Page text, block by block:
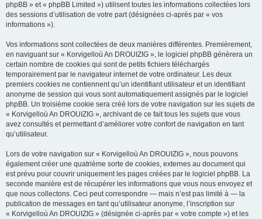
phpBB » et « phpBB Limited ») utilisent toutes les informations collectées lors
des sessions d’utilisation de votre part (désignées ci-après par « vos
informations »).
Vos informations sont collectées de deux manières différentes. Premièrement,
en naviguant sur « Korvigelloù An DROUIZIG », le logiciel phpBB génèrera un
certain nombre de cookies qui sont de petits fichiers téléchargés
temporairement par le navigateur internet de votre ordinateur. Les deux
premiers cookies ne contiennent qu’un identifiant utilisateur et un identifiant
anonyme de session qui vous sont automatiquement assignés par le logiciel
phpBB. Un troisième cookie sera créé lors de votre navigation sur les sujets de
« Korvigelloù An DROUIZIG », archivant de ce fait tous les sujets que vous
avez consultés et permettant d’améliorer votre confort de navigation en tant
qu’utilisateur.
Lors de votre navigation sur « Korvigelloù An DROUIZIG », nous pouvons
également créer une quatrième sorte de cookies, externes au document qui
est prévu pour couvrir uniquement les pages créées par le logiciel phpBB. La
seconde manière est de récupérer les informations que vous nous envoyez et
que nous collectons. Ceci peut correspondre — mais n’est pas limité à — la
publication de messages en tant qu’utilisateur anonyme, l’inscription sur
« Korvigelloù An DROUIZIG » (désignée ci-après par « votre compte ») et les